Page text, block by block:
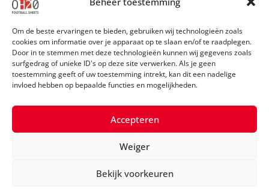
Om de beste ervaringen te bieden, gebruiken wij technologieën zoals
cookies om informatie over je apparaat op te slaan en/of te raadplegen.
Door in te stemmen met deze technologieën kunnen wij gegevens zoals
surfgedrag of unieke ID's op deze site verwerken. Als je geen
toestemming geeft of uw toestemming intrekt, kan dit een nadelige
invloed hebben op bepaalde functies en mogelijkheden.
Accepteren
Weiger
Bekijk voorkeuren
©2026 OH20 Football Shirts